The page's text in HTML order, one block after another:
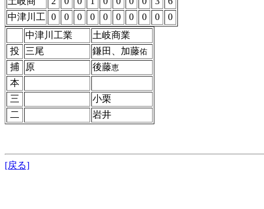
中津川工
0 0 0 0 0 0 0 0 0
0
中津川工業
土岐商業
投
三尾 鎌田、加藤佑
捕 原 後藤恵
本
三
小栗
二
岩井
[戻る]